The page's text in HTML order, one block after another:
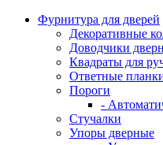
Фурнитура для дверей
Декоративные
Доводчики
Квадраты для
Ответные
Пороги
-
Стучалки
Упоры дверные